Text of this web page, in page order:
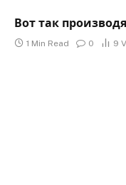
Вот так
1 Min Read 0 9